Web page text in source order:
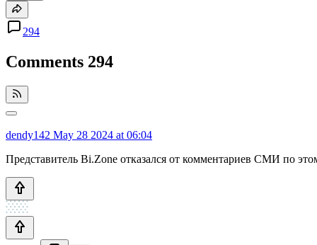
294
Comments 294
dendy142 May 28 2024 at 06:04
Представитель Bi.Zone отказался от комментариев СМИ по